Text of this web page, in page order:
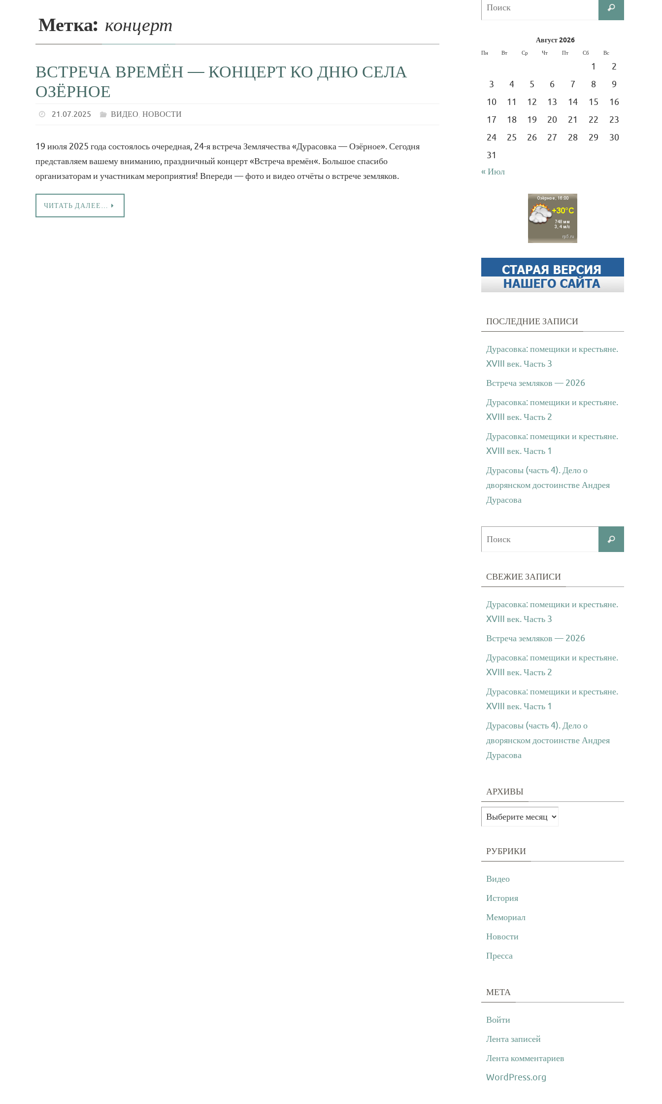
Метка: концерт
ВСТРЕЧА ВРЕМЁН — КОНЦЕРТ КО ДНЮ СЕЛА
ОЗЁРНОЕ
21.07.2025 ВИДЕО, НОВОСТИ
19 июля 2025 года состоялось очередная, 24-я встреча Землячества «Дурасовка — Озёрное». Сегодня
представляем вашему вниманию, праздничный концерт «Встреча времён«. Большое спасибо
организаторам и участникам мероприятия! Впереди — фото и видео отчёты о встрече земляков.
ЧИТАТЬ ДАЛЕЕ…
Поиск
Август 2026
Пн Вт Ср Чт Пт Сб Вс
1
2
3
4 5 6 7 8
9
10
11 12 13 14 15
16
17
18 19 20 21 22
23
24
25 26 27 28 29
30
31
« Июл
ПОСЛЕДНИЕ ЗАПИСИ
Дурасовка: помещики и крестьяне.
XVIII век. Часть 3
Встреча земляков — 2026
Дурасовка: помещики и крестьяне.
XVIII век. Часть 2
Дурасовка: помещики и крестьяне.
XVIII век. Часть 1
Дурасовы (часть 4). Дело о
дворянском достоинстве Андрея
Дурасова
Поиск
СВЕЖИЕ ЗАПИСИ
Дурасовка: помещики и крестьяне.
XVIII век. Часть 3
Встреча земляков — 2026
Дурасовка: помещики и крестьяне.
XVIII век. Часть 2
Дурасовка: помещики и крестьяне.
XVIII век. Часть 1
Дурасовы (часть 4). Дело о
дворянском достоинстве Андрея
Дурасова
АРХИВЫ
Архивы
РУБРИКИ
Видео
История
Мемориал
Новости
Пресса
МЕТА
Войти
Лента записей
Лента комментариев
WordPress.org